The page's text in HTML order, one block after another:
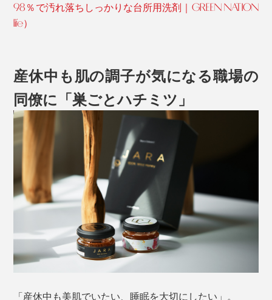
98％で汚れ落ちしっかりな台所用洗剤｜GREEN NATION
life）
産休中も肌の調子が気になる職場の
同僚に「巣ごとハチミツ」
「産休中も美肌でいたい、睡眠を大切にしたい」。